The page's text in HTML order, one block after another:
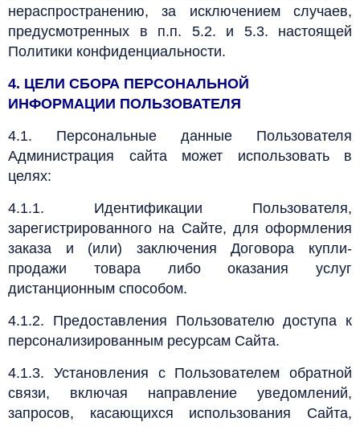
нераспространению, за исключением случаев,
предусмотренных в п.п. 5.2. и 5.3. настоящей
Политики конфиденциальности.
4. ЦЕЛИ СБОРА ПЕРСОНАЛЬНОЙ
ИНФОРМАЦИИ ПОЛЬЗОВАТЕЛЯ
4.1. Персональные данные Пользователя
Администрация сайта может использовать в
целях:
4.1.1. Идентификации Пользователя,
зарегистрированного на Сайте, для оформления
заказа и (или) заключения Договора купли-
продажи товара либо оказания услуг
дистанционным способом.
4.1.2. Предоставления Пользователю доступа к
персонализированным ресурсам Сайта.
4.1.3. Установления с Пользователем обратной
связи, включая направление уведомлений,
запросов, касающихся использования Сайта,